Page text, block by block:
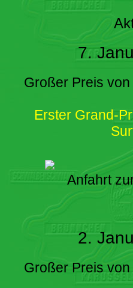
7.
Großer Preis
Erster Grand-
Anfahrt
2.
Großer Preis